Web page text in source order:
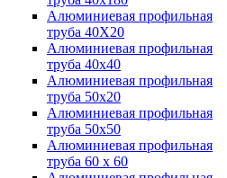
Алюминиевая профильная
труба 40Х20
Алюминиевая профильная
труба 40х40
Алюминиевая профильная
труба 50х20
Алюминиевая профильная
труба 50х50
Алюминиевая профильная
труба 60 х 60